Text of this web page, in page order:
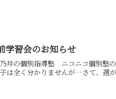
学習会のお知らせ
井の個別指導塾 ニコニコ個別塾
は全く分かりませんが…さて、週